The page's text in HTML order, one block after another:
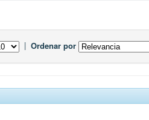
| Ordenar por